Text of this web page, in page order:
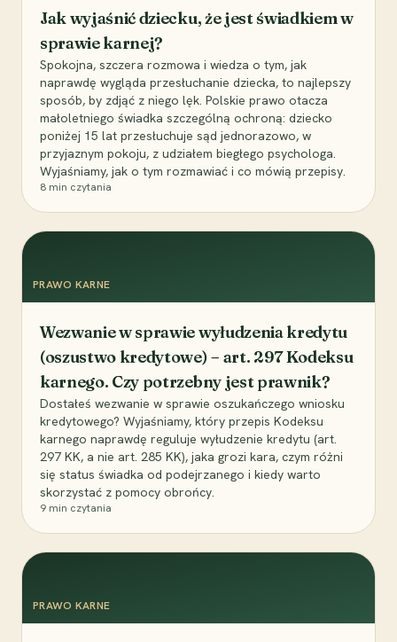
Jak wyjaśnić dziecku, że jest świadkiem w
sprawie karnej?
Spokojna, szczera rozmowa i wiedza o tym, jak
naprawdę wygląda przesłuchanie dziecka, to najlepszy
sposób, by zdjąć z niego lęk. Polskie prawo otacza
małoletniego świadka szczególną ochroną: dziecko
poniżej 15 lat przesłuchuje sąd jednorazowo, w
przyjaznym pokoju, z udziałem biegłego psychologa.
Wyjaśniamy, jak o tym rozmawiać i co mówią przepisy.
8 min czytania
PRAWO KARNE
Wezwanie w sprawie wyłudzenia kredytu
(oszustwo kredytowe) – art. 297 Kodeksu
karnego. Czy potrzebny jest prawnik?
Dostałeś wezwanie w sprawie oszukańczego wniosku
kredytowego? Wyjaśniamy, który przepis Kodeksu
karnego naprawdę reguluje wyłudzenie kredytu (art.
297 KK, a nie art. 285 KK), jaka grozi kara, czym różni
się status świadka od podejrzanego i kiedy warto
skorzystać z pomocy obrońcy.
9 min czytania
PRAWO KARNE